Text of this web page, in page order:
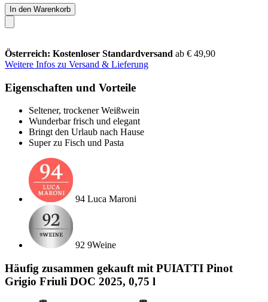
In den Warenkorb
Österreich: Kostenloser Standardversand ab € 49,90
Weitere Infos zu Versand & Lieferung
Eigenschaften und Vorteile
Seltener, trockener Weißwein
Wunderbar frisch und elegant
Bringt den Urlaub nach Hause
Super zu Fisch und Pasta
94 Luca Maroni
92 9Weine
Häufig zusammen gekauft mit PUIATTI Pinot
Grigio Friuli DOC 2025, 0,75 l